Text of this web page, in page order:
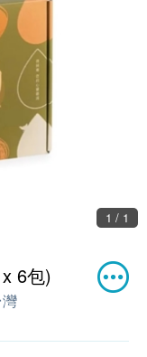
1 / 1
6包)
灣